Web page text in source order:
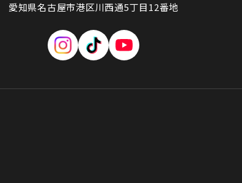
愛知県名古屋市港区川西通5丁目12番地